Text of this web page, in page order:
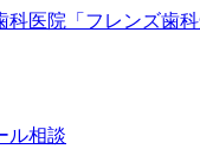
ル相談